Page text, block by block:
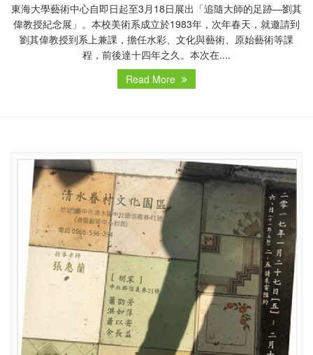
東海大學藝術中心自即日起至3月18日展出「追隨大師的足跡—劉其
偉教授紀念展」。本校美術系成立於1983年，次年春天，就邀請到
劉其偉教授到系上兼課，擔任水彩、文化與藝術、原始藝術等課
程，前後達十四年之久。本次在....
Read More